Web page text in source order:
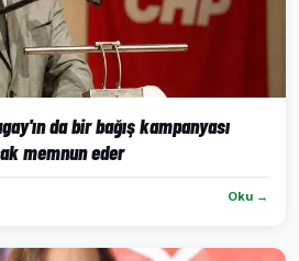
da bir bağış kampanyası
memnun eder
Oku →